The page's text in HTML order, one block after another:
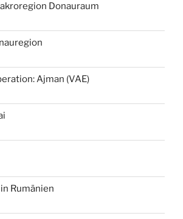
Donauraum
Ajman (VAE)
Rumänien